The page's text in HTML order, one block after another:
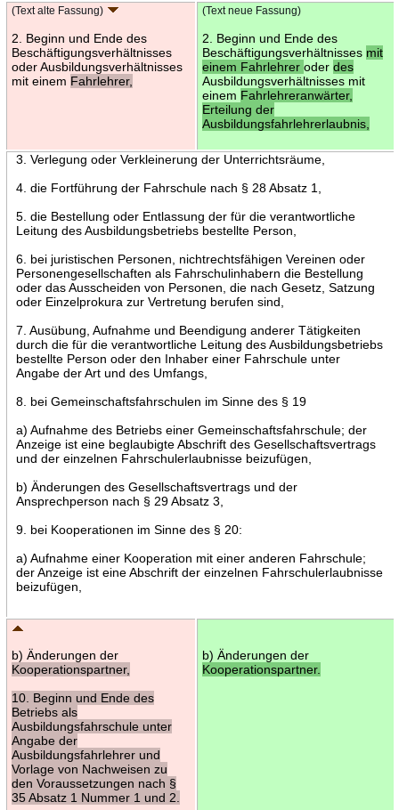
(Text alte Fassung)
2. Beginn und Ende des
Beschäftigungsverhältnisses
oder Ausbildungsverhältnisses
mit einem Fahrlehrer,
(Text neue Fassung)
2. Beginn und Ende des
Beschäftigungsverhältnisses mit
einem Fahrlehrer oder des
Ausbildungsverhältnisses mit
einem Fahrlehreranwärter,
Erteilung der
Ausbildungsfahrlehrerlaubnis,
3. Verlegung oder Verkleinerung der Unterrichtsräume,
4. die Fortführung der Fahrschule nach § 28 Absatz 1,
5. die Bestellung oder Entlassung der für die verantwortliche
Leitung des Ausbildungsbetriebs bestellte Person,
6. bei juristischen Personen, nichtrechtsfähigen Vereinen oder
Personengesellschaften als Fahrschulinhabern die Bestellung
oder das Ausscheiden von Personen, die nach Gesetz, Satzung
oder Einzelprokura zur Vertretung berufen sind,
7. Ausübung, Aufnahme und Beendigung anderer Tätigkeiten
durch die für die verantwortliche Leitung des Ausbildungsbetriebs
bestellte Person oder den Inhaber einer Fahrschule unter
Angabe der Art und des Umfangs,
8. bei Gemeinschaftsfahrschulen im Sinne des § 19
a) Aufnahme des Betriebs einer Gemeinschaftsfahrschule; der
Anzeige ist eine beglaubigte Abschrift des Gesellschaftsvertrags
und der einzelnen Fahrschulerlaubnisse beizufügen,
b) Änderungen des Gesellschaftsvertrags und der
Ansprechperson nach § 29 Absatz 3,
9. bei Kooperationen im Sinne des § 20:
a) Aufnahme einer Kooperation mit einer anderen Fahrschule;
der Anzeige ist eine Abschrift der einzelnen Fahrschulerlaubnisse
beizufügen,
b) Änderungen der
Kooperationspartner,
10. Beginn und Ende des
Betriebs als
Ausbildungsfahrschule unter
Angabe der
Ausbildungsfahrlehrer und
Vorlage von Nachweisen zu
den Voraussetzungen nach §
35 Absatz 1 Nummer 1 und 2.
b) Änderungen der
Kooperationspartner.